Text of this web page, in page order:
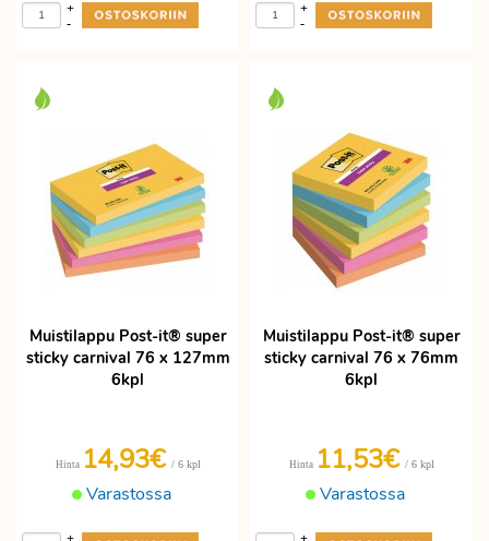
-
+
-
+
Muistilappu Post-it® super
sticky carnival 76 x 127mm
6kpl
Varastossa
Hinta 14,93€ / 6 kpl
Muistilappu Post-it® super
sticky carnival 76 x 76mm
6kpl
Varastossa
Hinta 11,53€ / 6 kpl